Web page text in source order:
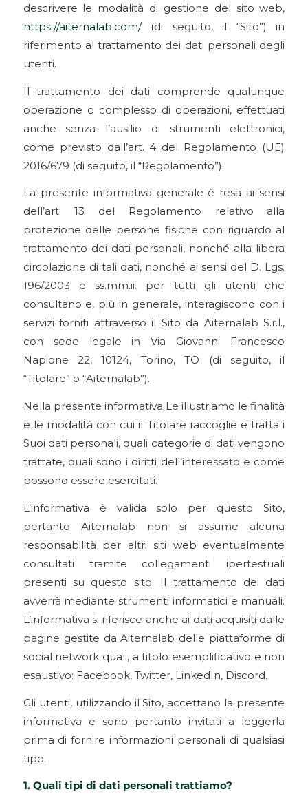
descrivere le modalità di gestione del sito web,
https://aiternalab.com/(di seguito, il “Sito”) in
riferimento al trattamento dei dati personali degli
utenti.
Il trattamento dei dati comprende qualunque
operazione o complesso di operazioni, effettuati
anche senza l’ausilio di strumenti elettronici,
come previsto dall’art. 4 del Regolamento (UE)
2016/679 (di seguito, il “Regolamento”).
La presente informativa generale è resa ai sensi
dell’art. 13 del Regolamento relativo alla
protezione delle persone fisiche con riguardo al
trattamento dei dati personali, nonché alla libera
circolazione di tali dati, nonché ai sensi del D. Lgs.
196/2003 e ss.mm.ii. per tutti gli utenti che
consultano e, più in generale, interagiscono con i
servizi forniti attraverso il Sito da Aiternalab S.r.l.,
con sede legale in Via Giovanni Francesco
Napione 22, 10124, Torino, TO (di seguito, il
“Titolare” o “Aiternalab”).
Nella presente informativa Le illustriamo le finalità
e le modalità con cui il Titolare raccoglie e tratta i
Suoi dati personali, quali categorie di dati vengono
trattate, quali sono i diritti dell’interessato e come
possono essere esercitati.
L’informativa è valida solo per questo Sito,
pertanto Aiternalab non si assume alcuna
responsabilità per altri siti web eventualmente
consultati tramite collegamenti ipertestuali
presenti su questo sito. Il trattamento dei dati
avverrà mediante strumenti informatici e manuali.
L’informativa si riferisce anche ai dati acquisiti dalle
pagine gestite da Aiternalab delle piattaforme di
social network quali, a titolo esemplificativo e non
esaustivo: Facebook, Twitter, LinkedIn, Discord.
Gli utenti, utilizzando il Sito, accettano la presente
informativa e sono pertanto invitati a leggerla
prima di fornire informazioni personali di qualsiasi
tipo.
1. Quali tipi di dati personali trattiamo?